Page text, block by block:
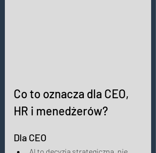
Co to oznacza dla CEO,
HR i menedżerów?
Dla CEO